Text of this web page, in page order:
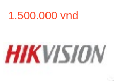
1.500.000 vnd